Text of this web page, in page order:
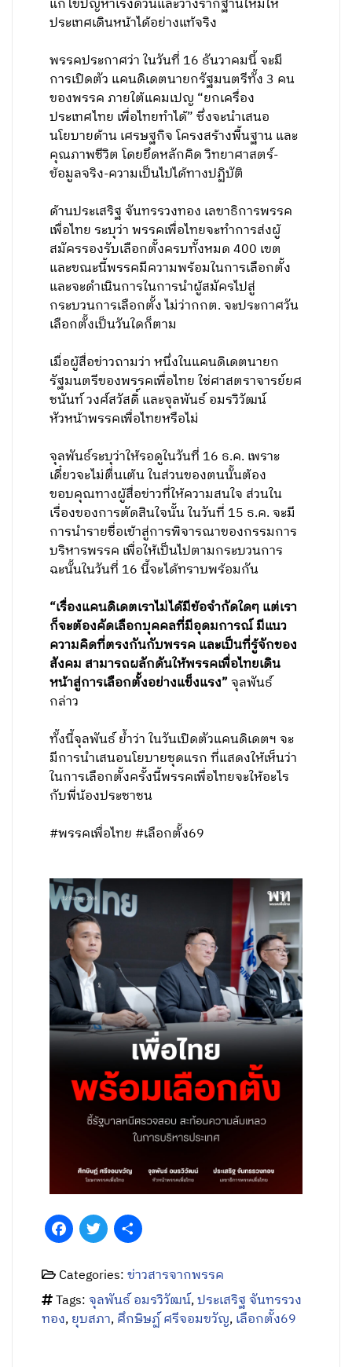
แก้ไขปัญหาเร่งด่วนและวางรากฐานใหม่ให้
ประเทศเดินหน้าได้อย่างแท้จริง
พรรคประกาศว่า ในวันที่ 16 ธันวาคมนี้ จะมี
การเปิดตัว แคนดิเดตนายกรัฐมนตรีทั้ง 3 คน
ของพรรค ภายใต้แคมเปญ “ยกเครื่อง
ประเทศไทย เพื่อไทยทำได้” ซึ่งจะนำเสนอ
นโยบายด้าน เศรษฐกิจ โครงสร้างพื้นฐาน และ
คุณภาพชีวิต โดยยึดหลักคิด วิทยาศาสตร์-
ข้อมูลจริง-ความเป็นไปได้ทางปฏิบัติ
ด้านประเสริฐ จันทรรวงทอง เลขาธิการพรรค
เพื่อไทย ระบุว่า พรรคเพื่อไทยจะทำการส่งผู้
สมัครรองรับเลือกตั้งครบทั้งหมด 400 เขต
และขณะนี้พรรคมีความพร้อมในการเลือกตั้ง
และจะดำเนินการในการนำผู้สมัครไปสู่
กระบวนการเลือกตั้ง ไม่ว่ากกต. จะประกาศวัน
เลือกตั้งเป็นวันใดก็ตาม
เมื่อผู้สื่อข่าวถามว่า หนึ่งในแคนดิเดตนายก
รัฐมนตรีของพรรคเพื่อไทย ใช่ศาสตราจารย์ยศ
ชนันท์ วงศ์สวัสดิ์ และจุลพันธ์ อมรวิวัฒน์
หัวหน้าพรรคเพื่อไทยหรือไม่
จุลพันธ์ระบุว่าให้รอดูในวันที่ 16 ธ.ค. เพราะ
เดี๋ยวจะไม่ตื่นเต้น ในส่วนของตนนั้นต้อง
ขอบคุณทางผู้สื่อข่าวที่ให้ความสนใจ ส่วนใน
เรื่องของการตัดสินใจนั้น ในวันที่ 15 ธ.ค. จะมี
การนำรายชื่อเข้าสู่การพิจารณาของกรรมการ
บริหารพรรค เพื่อให้เป็นไปตามกระบวนการ
ฉะนั้นในวันที่ 16 นี้จะได้ทราบพร้อมกัน
“เรื่องแคนดิเดตเราไม่ได้มีข้อจำกัดใดๆ แต่เรา
ก็จะต้องคัดเลือกบุคคลที่มีอุดมการณ์ มีแนว
ความคิดที่ตรงกันกับพรรค และเป็นที่รู้จักของ
สังคม สามารถผลักดันให้พรรคเพื่อไทยเดิน
หน้าสู่การเลือกตั้งอย่างแข็งแรง”จุลพันธ์
กล่าว
ทั้งนี้จุลพันธ์ ย้ำว่า ในวันเปิดตัวแคนดิเดตฯ จะ
มีการนำเสนอนโยบายชุดแรก ที่แสดงให้เห็นว่า
ในการเลือกตั้งครั้งนี้พรรคเพื่อไทยจะให้อะไร
กับพี่น้องประชาชน
#พรรคเพื่อไทย #เลือกตั้ง69
FacebookTwitter
Categories:ข่าวสารจากพรรค
Tags:จุลพันธ์ อมรวิวัฒน์,ประเสริฐ จันทรรวง
ทอง,ยุบสภา,ศึกษิษฏ์ ศรีจอมขวัญ,เลือกตั้ง69